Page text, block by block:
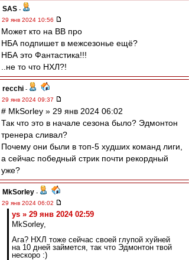
SAS -
29 янв 2024 10:56
Может кто на ВВ про
НБА подпишет в межсезонье ещё?
НБА это Фантастика!!!
..не то что НХЛ?!
recchi -
29 янв 2024 09:37
# MkSorley » 29 янв 2024 06:02
Так что это в начале сезона было? Эдмонтон
тренера сливал?
Почему они были в топ-5 худших команд лиги,
а сейчас победный стрик почти рекордный
уже?
MkSorley -
29 янв 2024 06:02
ys » 29 янв 2024 02:59
MkSorley,
Ага? НХЛ тоже сейчас своей глупой хуйней
на 10 дней займется, так что Эдмонтон твой
нескоро :)